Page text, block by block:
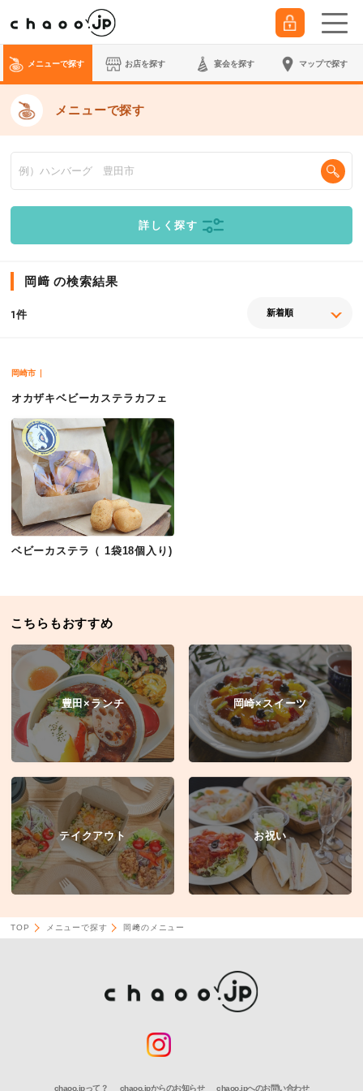
メニューで探す お店を探す 宴会を探す マップで探す
メニューで探す
詳しく探す
岡﨑 の検索結果
1件
岡崎市
オカザキベビーカステラカフェ
ベビーカステラ（ 1袋18個入り)
こちらもおすすめ
豊田×ランチ 岡崎×スイーツ
テイクアウト お祝い
TOP メニューで探す 岡﨑のメニュー
chaoo.jpって？ chaoo.jpからのお知らせ chaoo.jpへのお問い合わせ